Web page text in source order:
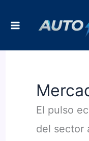
El pulso
del sector